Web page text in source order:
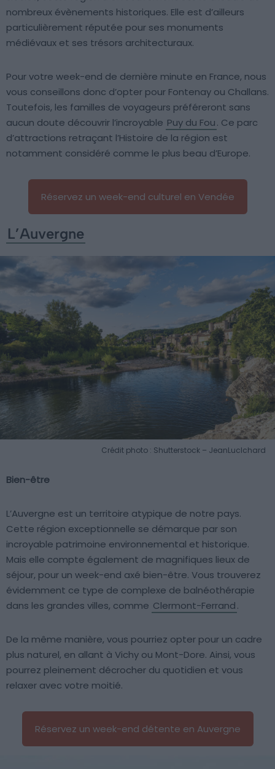
nombreux évènements historiques. Elle est d’ailleurs
particulièrement réputée pour ses monuments
médiévaux et ses trésors architecturaux.
Pour votre week-end de dernière minute en France, nous
vous conseillons donc d’opter pour Fontenay ou Challans.
Toutefois, les familles de voyageurs préféreront sans
aucun doute découvrir l’incroyable Puy du Fou. Ce parc
d’attractions retraçant l’Histoire de la région est
notamment considéré comme le plus beau d’Europe.
Réservez un week-end culturel en Vendée
L’Auvergne
Crédit photo : Shutterstock – JeanLucIchard
Bien-être
L’Auvergne est un territoire atypique de notre pays.
Cette région exceptionnelle se démarque par son
incroyable patrimoine environnemental et historique.
Mais elle compte également de magnifiques lieux de
séjour, pour un week-end axé bien-être. Vous trouverez
évidemment ce type de complexe de balnéothérapie
dans les grandes villes, comme Clermont-Ferrand.
De la même manière, vous pourriez opter pour un cadre
plus naturel, en allant à Vichy ou Mont-Dore. Ainsi, vous
pourrez pleinement décrocher du quotidien et vous
relaxer avec votre moitié.
Réservez un week-end détente en Auvergne